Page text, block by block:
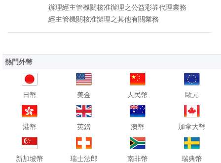
辦理經主管機關核准辦理之公益彩券代理業務
經主管機關核准辦理之其他有關業務
熱門外幣
日幣 美金 人民幣 歐元
港幣 英鎊 澳幣 加拿大幣
新加坡幣 瑞士法郎 南非幣 瑞典幣